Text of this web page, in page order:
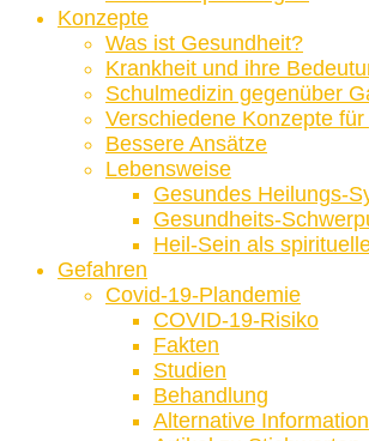
Konzepte
Was ist Gesundheit?
Krankheit und ihre
Schulmedizin gegenüber
Verschiedene Konzepte
Bessere Ansätze
Lebensweise
Gesundes Heilungs-
Gesundheits-
Heil-Sein als
Gefahren
Covid-19-Plandemie
COVID-19-Risiko
Fakten
Studien
Behandlung
Alternative